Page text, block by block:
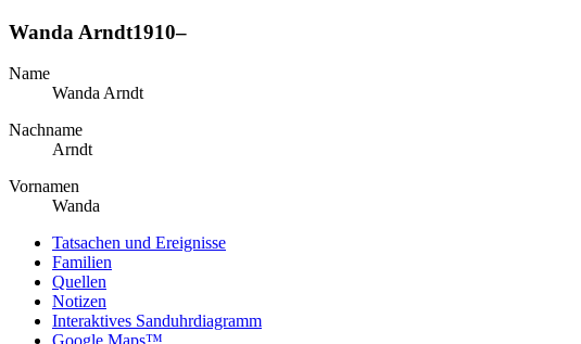
Wanda Arndt1910–
Name
Wanda Arndt
Nachname
Arndt
Vornamen
Wanda
Tatsachen und Ereignisse
Familien
Quellen
Notizen
Interaktives Sanduhrdiagramm